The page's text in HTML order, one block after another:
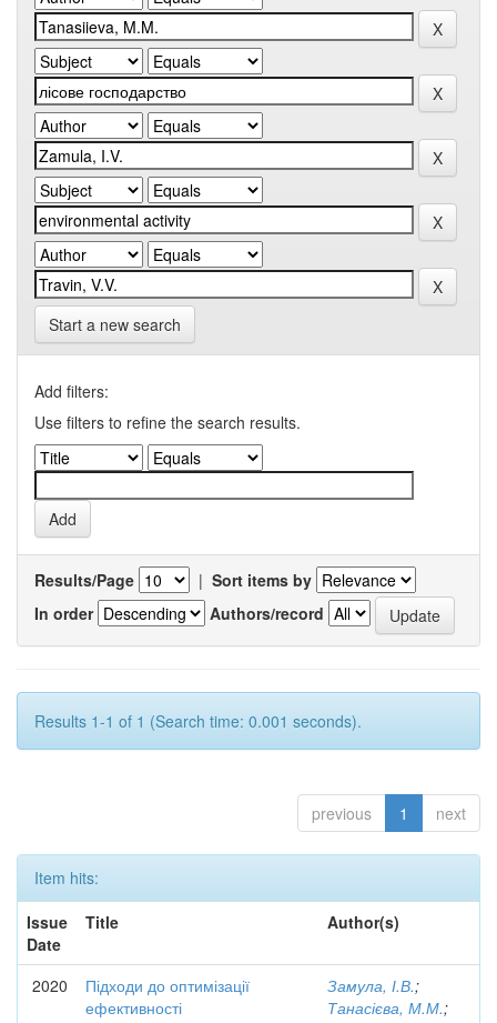
Start a new search
Add filters:
Use filters to refine the search results.
Results/Page | Sort items by
In order
Authors/record
Results 1-1 of 1 (Search time: 0.001 seconds).
previous 1 next
Item hits:
Issue
Date
Title Author(s)
2020
Підходи до оптимізації
ефективності
Замула, І.В.;
Танасієва, М.М.;